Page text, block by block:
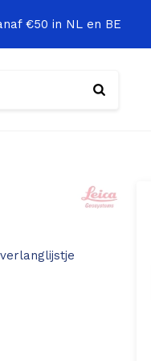
€50 in NL en BE